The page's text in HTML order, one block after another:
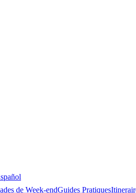
de Week-endGuides Pratiques